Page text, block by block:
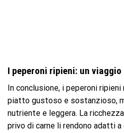
I peperoni ripieni: un
In conclusione, i peperoni
piatto gustoso e sostanzioso,
nutriente e leggera. La
privo di carne li rendono adatti